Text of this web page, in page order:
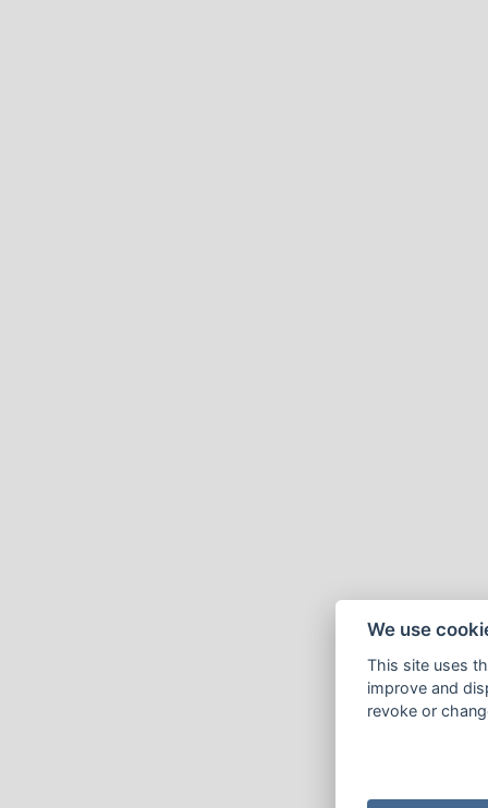
We use
This site uses
improve and
revoke or